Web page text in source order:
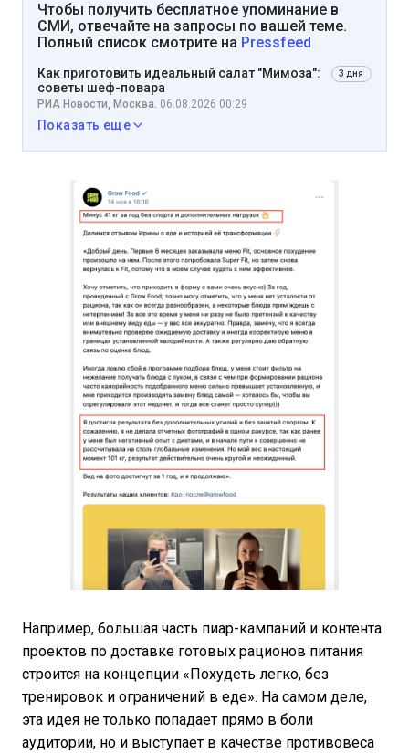
Чтобы получить бесплатное упоминание в
СМИ, отвечайте на запросы по вашей теме.
Полный список смотрите на Pressfeed
Как приготовить идеальный салат "Мимоза":
советы шеф-повара
3 дня
РИА Новости, Москва. 06.08.2026 00:29
Показать еще
Например, большая часть пиар-кампаний и контента
проектов по доставке готовых рационов питания
строится на концепции «Похудеть легко, без
тренировок и ограничений в еде». На самом деле,
эта идея не только попадает прямо в боли
аудитории, но и выступает в качестве противовеса